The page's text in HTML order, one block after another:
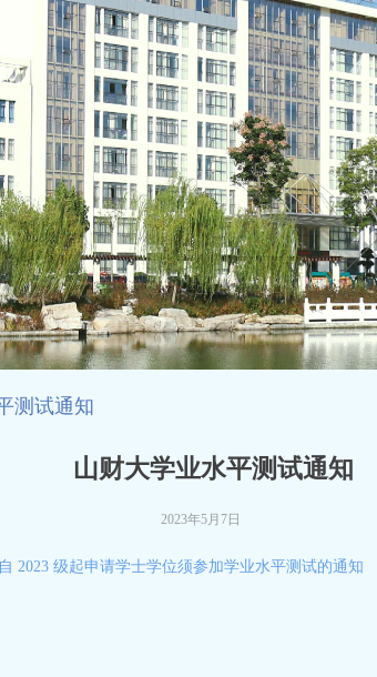
山财大学业水平测试通知
测试通知
2023 级起申请学士学位须参加学业水平测试的通知
2023年5月7日